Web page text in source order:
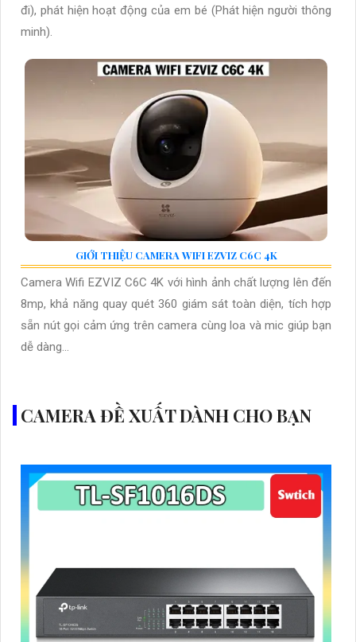
đi), phát hiện hoạt động của em bé (Phát hiện người thông
minh).
GIỚI THIỆU CAMERA WIFI EZVIZ C6C 4K
Camera Wifi EZVIZ C6C 4K với hình ảnh chất lượng lên đến
8mp, khả năng quay quét 360 giám sát toàn diện, tích hợp
sẵn nút gọi cảm ứng trên camera cùng loa và mic giúp bạn
dễ dàng...
CAMERA ĐỀ XUẤT DÀNH CHO BẠN